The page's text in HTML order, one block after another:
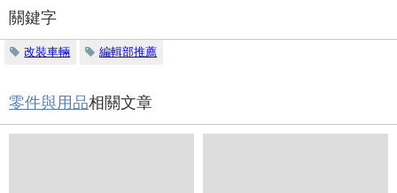
關鍵字
改裝車輛 編輯部推薦
零件與用品相關文章